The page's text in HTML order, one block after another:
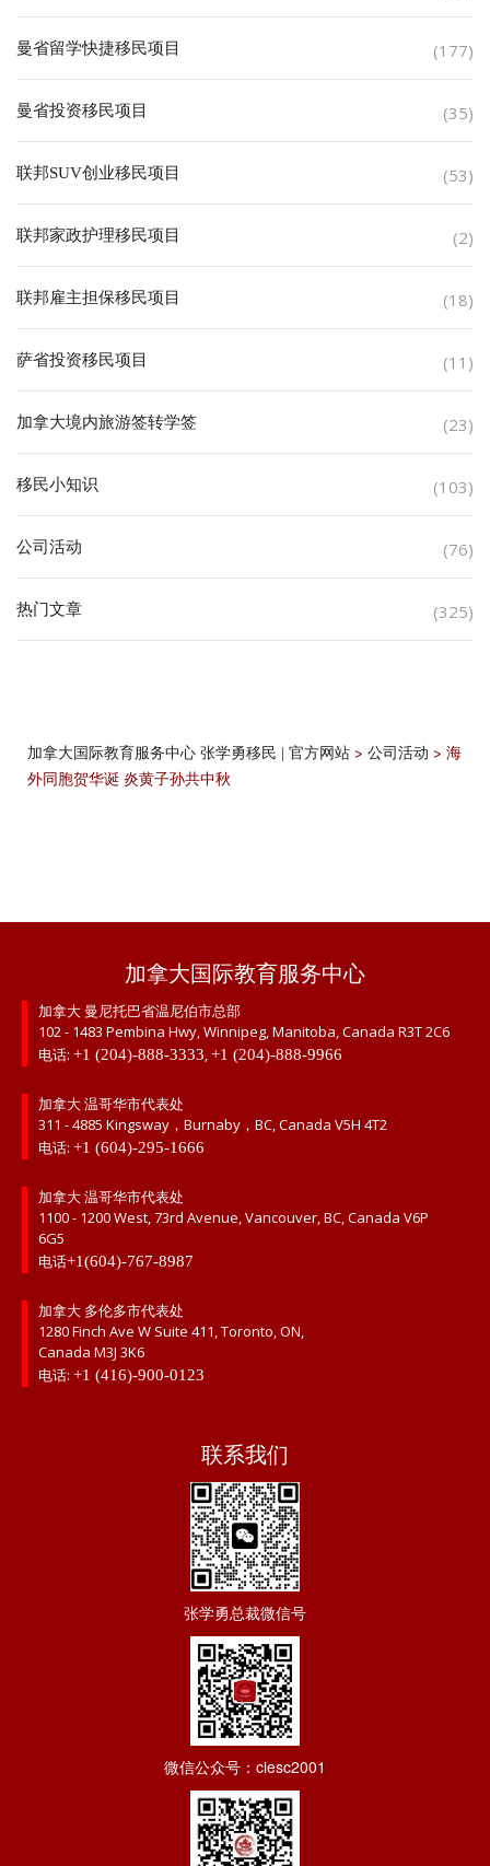
曼省留学快捷移民项目 (177)
曼省投资移民项目 (35)
联邦SUV创业移民项目 (53)
联邦家政护理移民项目 (2)
联邦雇主担保移民项目 (18)
萨省投资移民项目 (11)
加拿大境内旅游签转学签 (23)
移民小知识 (103)
公司活动 (76)
热门文章 (325)
加拿大国际教育服务中心 张学勇移民 | 官方网站 > 公司活动 > 海
外同胞贺华诞 炎黄子孙共中秋
加拿大国际教育服务中心
加拿大 曼尼托巴省温尼伯市总部
102 - 1483 Pembina Hwy, Winnipeg, Manitoba, Canada R3T 2C6
电话: +1 (204)-888-3333,+1 (204)-888-9966
加拿大 温哥华市代表处
311 - 4885 Kingsway，Burnaby，BC, Canada V5H 4T2
电话: +1 (604)-295-1666
加拿大 温哥华市代表处
1100 - 1200 West, 73rd Avenue, Vancouver, BC, Canada V6P
6G5
电话+1(604)-767-8987
加拿大 多伦多市代表处
1280 Finch Ave W Suite 411, Toronto, ON,
Canada M3J 3K6
电话: +1 (416)-900-0123
联系我们
张学勇总裁微信号
微信公众号：ciesc2001